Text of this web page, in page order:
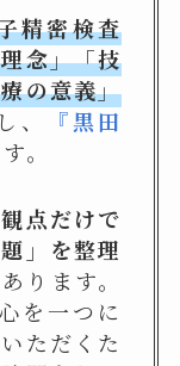
精密検査
念」「技
の意義」
し、
『黒田
。
点だけで
」を整理
ります。
を一つに
ただくた